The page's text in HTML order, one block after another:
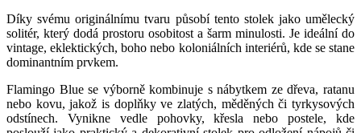
Díky svému originálnímu tvaru působí tento stolek jako umělecký
solitér, který dodá prostoru osobitost a šarm minulosti. Je ideální do
vintage, eklektických, boho nebo koloniálních interiérů, kde se stane
dominantním prvkem.
Flamingo Blue se výborně kombinuje s nábytkem ze dřeva, ratanu
nebo kovu, jakož is doplňky ve zlatých, měděných či tyrkysových
odstínech. Vynikne vedle pohovky, křesla nebo postele, kde